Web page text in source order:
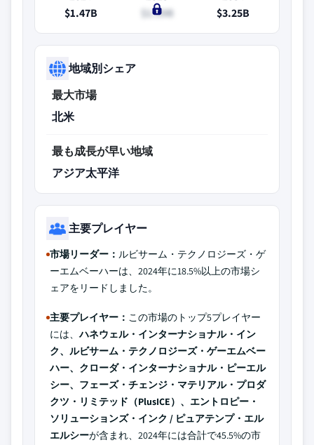
$1.47B
$1.59B
$3.25B
地域別シェア
最大市場
北米
最も成長が早い地域
アジア太平洋
主要プレイヤー
市場リーダー： ルビサーム・テクノロジーズ・ゲ
ーエムベーハーは、2024年に18.5%以上の市場シ
ェアをリードしました。
主要プレイヤー： この市場のトップ5プレイヤー
には、ハネウェル・インターナショナル・イン
ク、ルビサーム・テクノロジーズ・ゲーエムベー
ハー、クローダ・インターナショナル・ピーエル
シー、フェーズ・チェンジ・マテリアル・プロダ
クツ・リミテッド（PlusICE）、エントロピー・
ソリューションズ・インク / ピュアテンプ・エル
エルシーが含まれ、2024年には合計で45.5%の市